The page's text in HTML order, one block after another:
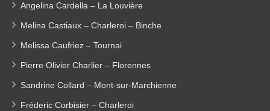
Angelina Cardella – La Louvière
Melina Castiaux – Charleroi – Binche
Melissa Caufriez – Tournai
Pierre Olivier Charlier – Florennes
Sandrine Collard – Mont-sur-Marchienne
Fréderic Corbisier – Charleroi